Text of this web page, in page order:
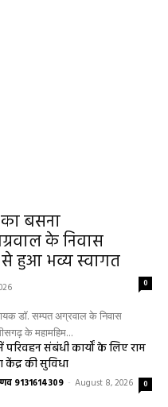
बसना
के निवास
हुआ भव्य स्वागत
डॉ. सम्पत अग्रवाल के निवास
के महामहिम...
संबंधी कार्यों के लिए राम
केंद्र की सुविधा